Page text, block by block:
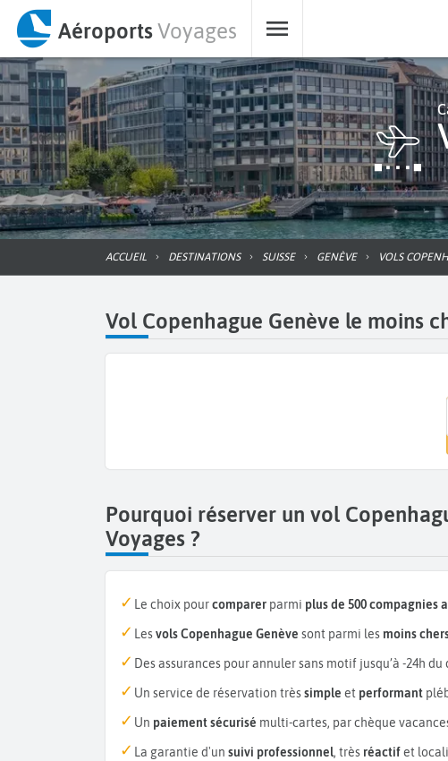
AéroportsVoyages
ACCUEIL DESTINATIONS SUISSE GENÈVE VOLS
Vol Copenhague Genève le moins
Pourquoi réserver un vol
Voyages ?
Le choix pourcomparer parmi plus de 500 compagnies
Lesvols Copenhague Genève sont parmi les moins
Des assurances pour annuler sans motif jusqu’à -24h du
Un service de réservation trèssimple et performant
Un paiement sécurisé multi-cartes, par chèque
La garantie d'un suivi professionnel, très réactifet